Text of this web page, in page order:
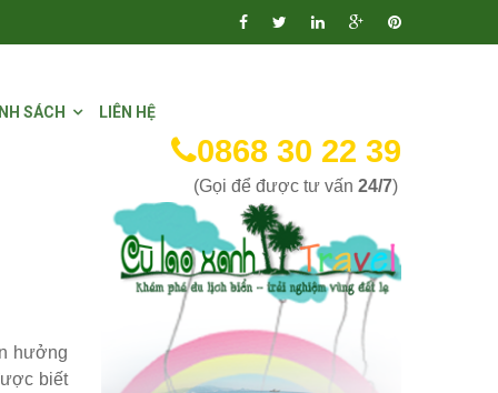
SÁCH LIÊN HỆ
0868 30 22 39
(Gọi để được tư vấn 24/7)
hưởng
biết